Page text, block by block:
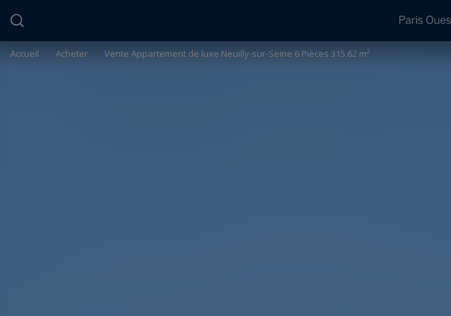
Accueil > Acheter > Vente Appartement de luxe Neuilly-sur-Seine 6 Pièces 315.62 m²